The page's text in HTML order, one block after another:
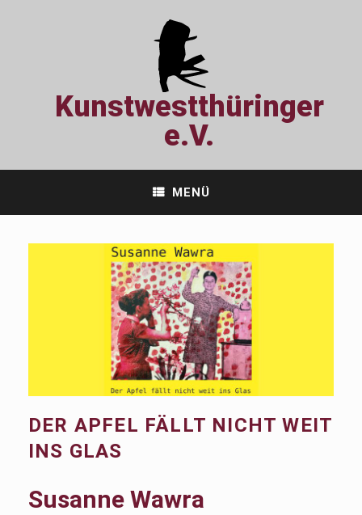
Kunstwestthüringer
e.V.
MENÜ
DER APFEL FÄLLT NICHT WEIT
INS GLAS
Susanne Wawra